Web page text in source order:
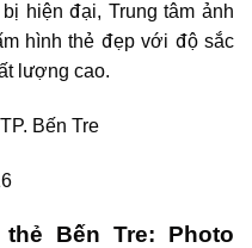
hiện đại, Trung tâm ảnh
hình thẻ đẹp với độ sắc
lượng cao.
Bến Tre
Bến Tre: Photo